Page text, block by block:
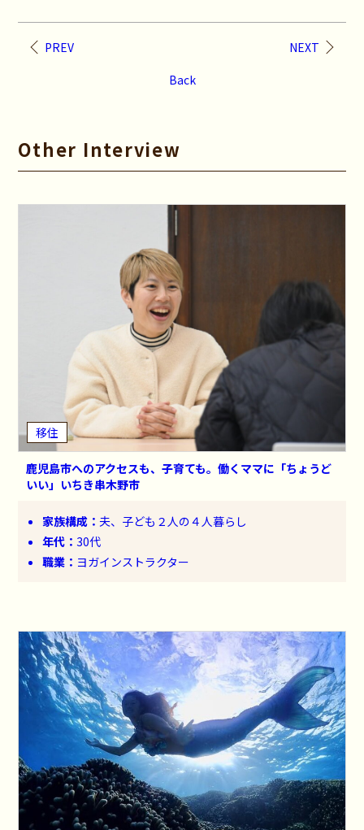
PREV
NEXT
Back
Other Interview
移住
鹿児島市へのアクセスも、子育ても。働くママに「ちょうど
いい」いちき串木野市
家族構成：夫、子ども２人の４人暮らし
年代：30代
職業： ヨガインストラクター